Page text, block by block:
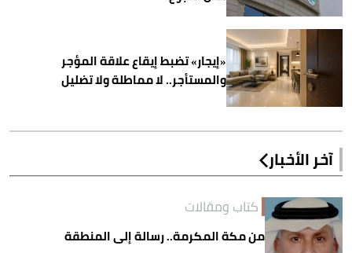
«إيجار» تضبط إيقاع علاقة المؤجر
والمستأجر.. لا مماطلة ولا تضليل
آخر الأخبار
كتاب ومقالات
من مكة المكرمة.. رسالة إلى المنطقة